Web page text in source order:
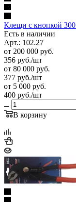
Клещи с кнопкой
Есть в наличии
Арт.: 102.27
от 200 000 руб.
356 руб./шт
от 80 000 руб.
377 руб./шт
от 5 000 руб.
400 руб./шт
В корзину